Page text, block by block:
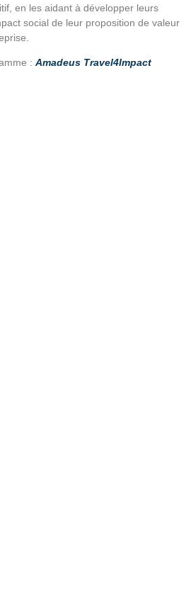
en les aidant à développer leurs
social de leur proposition de valeur
: Amadeus Travel4Impact